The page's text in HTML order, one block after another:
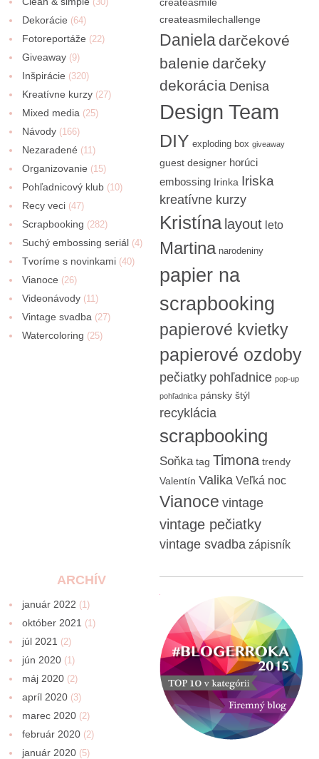
Dekorácie (64)
Fotoreportáže (22)
Giveaway (9)
Inšpirácie (320)
Kreatívne kurzy (27)
Mixed media (25)
Návody (166)
Nezaradené (11)
Organizovanie (15)
Pohľadnicový klub (10)
Recy veci (47)
Scrapbooking (282)
Suchý embossing seriál (4)
Tvoríme s novinkami (40)
Vianoce (26)
Videonávody (11)
Vintage svadba (27)
Watercoloring (25)
createasmilechallenge
Daniela darčekové
balenie darčeky
dekorácia Denisa
Design Team
DIY exploding box giveaway
guest designer horúci
embossing Irinka Iriska
kreatívne kurzy
Kristína layout leto
Martina narodeniny
papier na
scrapbooking
papierové kvietky
papierové ozdoby
pečiatky pohľadnice pop-up
pohľadnica pánsky štýl
recyklácia
scrapbooking
Soňka tag Timona trendy
Valentín Valika Veľká noc
Vianoce vintage
vintage pečiatky
vintage svadba zápisník
ARCHÍV
január 2022 (1)
október 2021 (1)
júl 2021 (2)
jún 2020 (1)
máj 2020 (2)
apríl 2020 (3)
marec 2020 (2)
február 2020 (2)
január 2020 (5)